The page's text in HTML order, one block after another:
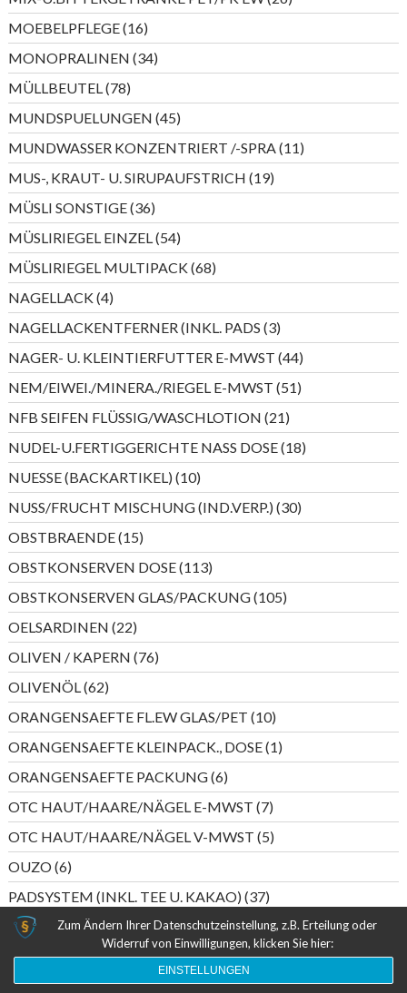
Produkte
MOEBELPFLEGE 1616
Produkte
MONOPRALINEN 3434
Produkte
MÜLLBEUTEL 7878
Produkte
MUNDSPUELUNGEN 4545
Produkte
MUNDWASSER KONZENTRIERT /-SPRA 1111
Produkte
MUS-, KRAUT- U. SIRUPAUFSTRICH 1919
Produkte
MÜSLI SONSTIGE 3636
Produkte
MÜSLIRIEGEL EINZEL 5454
Produkte
MÜSLIRIEGEL MULTIPACK 6868
Produkte
NAGELLACK 44
Produkte
NAGELLACKENTFERNER (INKL. PADS 33
Produkte
NAGER- U. KLEINTIERFUTTER E-MWST 4444
Produkte
NEM/EIWEI./MINERA./RIEGEL E-MWST 5151
Produkte
NFB SEIFEN FLÜSSIG/WASCHLOTION 2121
Produkte
NUDEL-U.FERTIGGERICHTE NASS DOSE 1818
Produkte
NUESSE (BACKARTIKEL) 1010
Produkte
NUSS/FRUCHT MISCHUNG (IND.VERP.) 3030
Produkte
OBSTBRAENDE 1515
Produkte
OBSTKONSERVEN DOSE 113113
Produkte
OBSTKONSERVEN GLAS/PACKUNG 105105
Produkte
OELSARDINEN 2222
Produkte
OLIVEN / KAPERN 7676
Produkte
OLIVENÖL 6262
Produkte
ORANGENSAEFTE FL.EW GLAS/PET 1010
Produkte
ORANGENSAEFTE KLEINPACK., DOSE 11
Produkt
ORANGENSAEFTE PACKUNG 66
Produkte
OTC HAUT/HAARE/NÄGEL E-MWST 77
Produkte
OTC HAUT/HAARE/NÄGEL V-MWST 55
Produkte
OUZO 66
Produkte
PADSYSTEM (INKL. TEE U. KAKAO) 3737
PANIERMEHL, SEMMELBROESEL 1313
Produkte
PAPIER 88
PAPIERTASCHENTUECHER 4444
Zum Ändern Ihrer Datenschutzeinstellung, z.B. Erteilung oder
Widerruf von Einwilligungen, klicken Sie hier:
EINSTELLUNGEN